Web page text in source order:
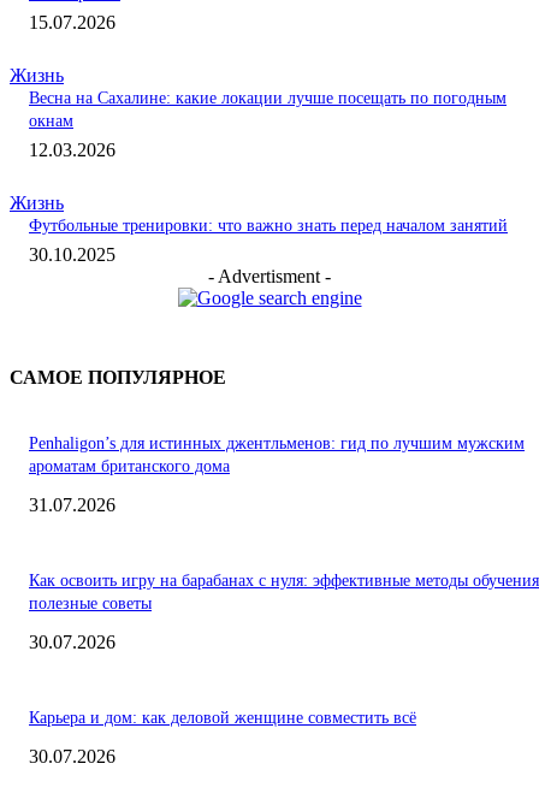
15.07.2026
Жизнь
Весна на Сахалине: какие локации лучше посещать по погодным
окнам
12.03.2026
Жизнь
Футбольные тренировки: что важно знать перед началом занятий
30.10.2025
- Advertisment -
САМОЕ ПОПУЛЯРНОЕ
Penhaligon’s для истинных джентльменов: гид по лучшим мужским
ароматам британского дома
31.07.2026
Как освоить игру на барабанах с нуля: эффективные методы
полезные советы
30.07.2026
Карьера и дом: как деловой женщине совместить всё
30.07.2026